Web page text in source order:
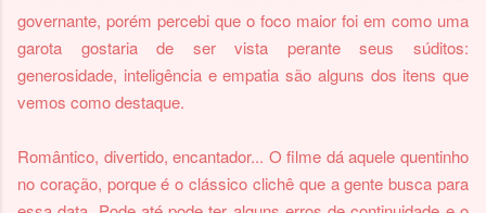
governante, porém percebi que o foco maior foi em como uma
garota gostaria de ser vista perante seus súditos:
generosidade, inteligência e empatia são alguns dos itens que
vemos como destaque.
Romântico, divertido, encantador... O filme dá aquele quentinho
no coração, porque é o clássico clichê que a gente busca para